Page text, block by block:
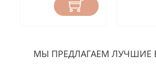
МЫ ПРЕДЛАГАЕМ ЛУЧШИЕ